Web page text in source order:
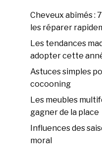
Cheveux abîmés :
les réparer
Les tendances
adopter cette
Astuces simples
cocooning
Les meubles
gagner de la place
Influences des
moral